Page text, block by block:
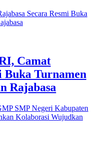
Camat
Buka Turnamen
Rajabasa